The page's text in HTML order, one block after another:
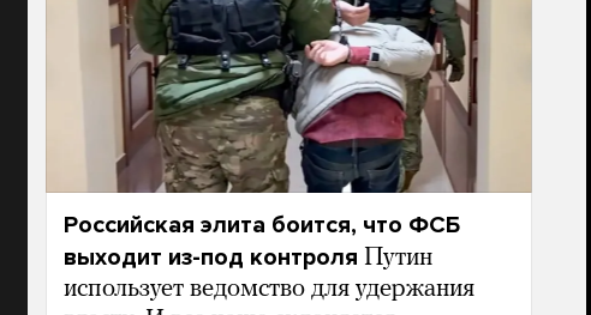
Российская элита боится, что ФСБ
выходит из-под контроля Путин
использует ведомство для удержания